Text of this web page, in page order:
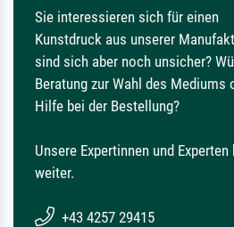
Sie interessieren sich für einen
Kunstdruck aus unserer
sind sich aber noch unsicher?
Beratung zur Wahl des Mediums
Hilfe bei der Bestellung?
Unsere Expertinnen und
weiter.
+43 4257 29415